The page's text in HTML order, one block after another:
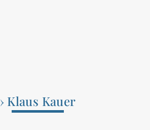
› Klaus Kauer